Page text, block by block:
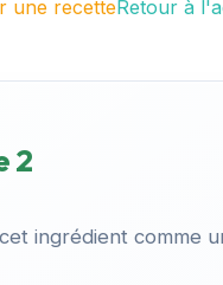
une recetteRetour à
2
ingrédient comme